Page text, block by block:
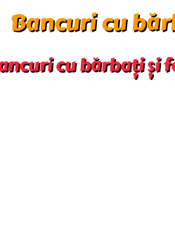
Bancuri cu
cu bărbați și